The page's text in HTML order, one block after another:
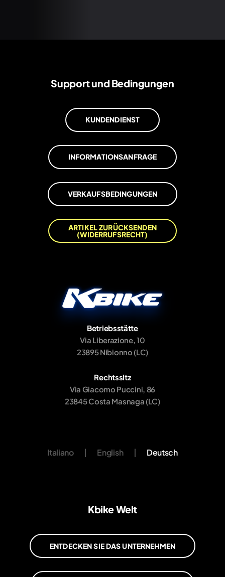
Support und Bedingungen
KUNDENDIENST
INFORMATIONSANFRAGE
VERKAUFSBEDINGUNGEN
ARTIKEL ZURÜCKSENDEN
(WIDERRUFSRECHT)
Betriebsstätte
Via Liberazione, 10
23895 Nibionno (LC)
Rechtssitz
Via Giacomo Puccini, 86
23845 Costa Masnaga (LC)
Italiano | English | Deutsch
Kbike Welt
ENTDECKEN SIE DAS UNTERNEHMEN